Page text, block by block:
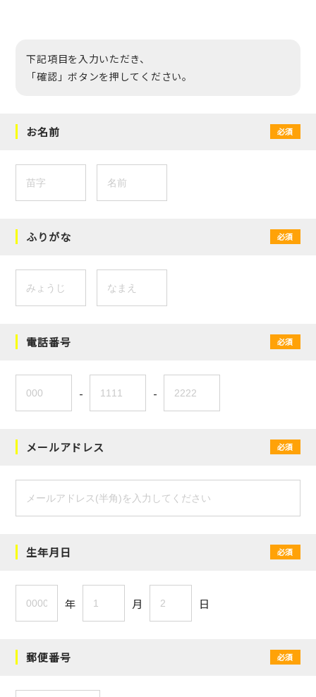
下記項目を入力いただき、
「確認」ボタンを押してください。
お名前 必須
ふりがな 必須
電話番号 必須
- -
メールアドレス 必須
生年月日 必須
年 月 日
郵便番号 必須